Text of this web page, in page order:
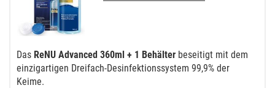
Das ReNU Advanced 360ml + 1 Behälter beseitigt mit dem
einzigartigen Dreifach-Desinfektionssystem 99,9% der
Keime.